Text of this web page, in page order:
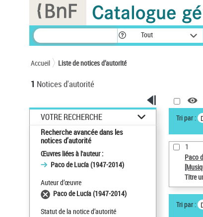
Tout
Accueil Liste de notices d’autorité
1 Notices d'autorité
VOTRE RECHERCHE
Recherche avancée dans les
notices d’autorité
Œuvres liées à l'auteur :
Paco de Lucía (1947-2014)
Auteur d’œuvre
Paco de Lucía (1947-2014)
Statut de la notice d’autorité
Tri par :
1
Paco
Titre
Tri par :
Panneau de gestion des cookies